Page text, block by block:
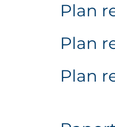
Plan
Plan
Plan